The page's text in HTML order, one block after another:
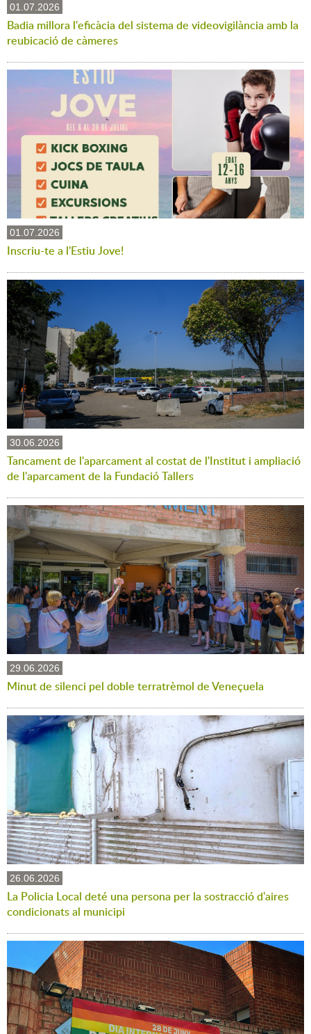
01.07.2026
Badia millora l'eficàcia del sistema de videovigilància amb la
reubicació de càmeres
01.07.2026
Inscriu-te a l'Estiu Jove!
30.06.2026
Tancament de l'aparcament al costat de l'Institut i ampliació
de l'aparcament de la Fundació Tallers
29.06.2026
Minut de silenci pel doble terratrèmol de Veneçuela
26.06.2026
La Policia Local deté una persona per la sostracció d'aires
condicionats al municipi